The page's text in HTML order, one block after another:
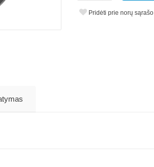
Pridėti prie norų sąrašo